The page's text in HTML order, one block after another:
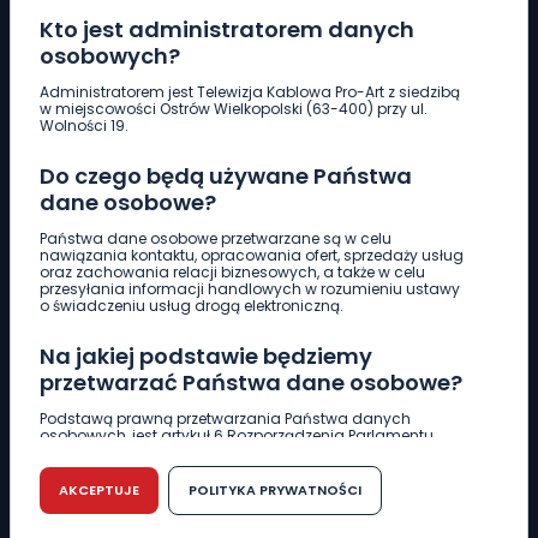
Kto jest administratorem danych
osobowych?
Administratorem jest Telewizja Kablowa Pro-Art z siedzibą
w miejscowości Ostrów Wielkopolski (63-400) przy ul.
Wolności 19.
Do czego będą używane Państwa
dane osobowe?
Państwa dane osobowe przetwarzane są w celu
nawiązania kontaktu, opracowania ofert, sprzedaży usług
oraz zachowania relacji biznesowych, a także w celu
przesyłania informacji handlowych w rozumieniu ustawy
o świadczeniu usług drogą elektroniczną.
Na jakiej podstawie będziemy
przetwarzać Państwa dane osobowe?
Podstawą prawną przetwarzania Państwa danych
osobowych, jest artykuł 6 Rozporządzenia Parlamentu
r. w sprawie ochrony osób fizycznych w związku z
przetwarzaniem danych osobowych w sprawie
swobodnego przepływu takich danych oraz uchylenia
dyrektywy 95/46/WE (RODO).
AKCEPTUJE POLITYKA PRYWATNOŚCI
Pobierz logotyp
661 997 997
REDAKCJA
62 735 22 22redakcja@wlkp24.info
DZIAŁ REKLAMY
62 735 01 85 reklama@wlkp24.info
WIADOMOŚCI
CIEKAWOSTKI